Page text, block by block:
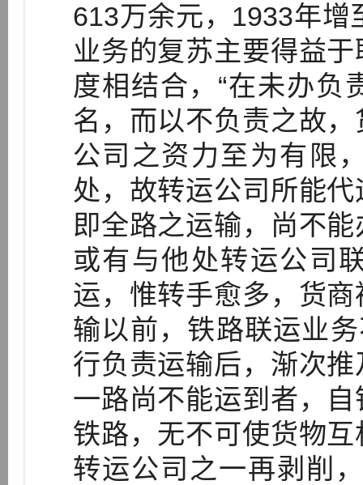
613万余元，1933年
业务的复苏主要得益
度相结合，“在未办负
名，而以不负责之故
公司之资力至为有限
处，故转运公司所能
即全路之运输，尚不
或有与他处转运公司
运，惟转手愈多，货
输以前，铁路联运业
行负责运输后，渐次
一路尚不能运到者，
铁路，无不可使货物
转运公司之一再剥削